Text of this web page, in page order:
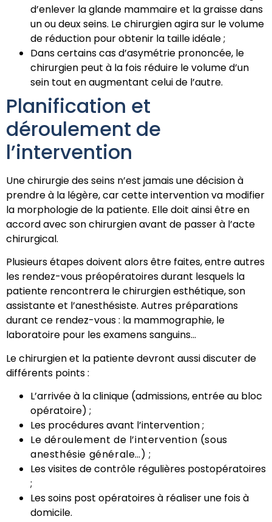
d’enlever la glande mammaire et la graisse dans
un ou deux seins. Le chirurgien agira sur le volume
de réduction pour obtenir la taille idéale ;
Dans certains cas d’asymétrie prononcée, le
chirurgien peut à la fois réduire le volume d’un
sein tout en augmentant celui de l’autre.
Planification et
déroulement de
l’intervention
Une chirurgie des seins n’est jamais une décision à
prendre à la légère, car cette intervention va modifier
la morphologie de la patiente. Elle doit ainsi être en
accord avec son chirurgien avant de passer à l’acte
chirurgical.
Plusieurs étapes doivent alors être faites, entre autres
les rendez-vous préopératoires durant lesquels la
patiente rencontrera le chirurgien esthétique, son
assistante et l’anesthésiste. Autres préparations
durant ce rendez-vous : la mammographie, le
laboratoire pour les examens sanguins…
Le chirurgien et la patiente devront aussi discuter de
différents points :
L’arrivée à la clinique (admissions, entrée au bloc
opératoire) ;
Les procédures avant l’intervention ;
Le déroulement de l’intervention (sous
anesthésie générale…) ;
Les visites de contrôle régulières postopératoires
;
Les soins post opératoires à réaliser une fois à
domicile.